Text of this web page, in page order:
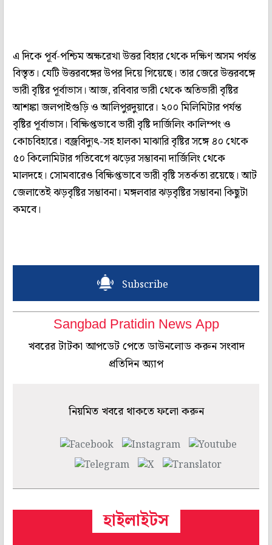
এ দিকে পূর্ব-পশ্চিম অক্ষরেখা উত্তর বিহার থেকে দক্ষিণ অসম পর্যন্ত
বিস্তৃত। যেটি উত্তরবঙ্গের উপর দিয়ে গিয়েছে। তার জেরে উত্তরবঙ্গে
ভারী বৃষ্টির পূর্বাভাস। আজ, রবিবার ভারী থেকে অতিভারী বৃষ্টির
আশঙ্কা জলপাইগুড়ি ও আলিপুরদুয়ারে। ২০০ মিলিমিটার পর্যন্ত
বৃষ্টির পূর্বাভাস। বিক্ষিপ্তভাবে ভারী বৃষ্টি দার্জিলিং কালিম্পং ও
কোচবিহারে। বজ্রবিদ্যুৎ-সহ হালকা মাঝারি বৃষ্টির সঙ্গে ৪০ থেকে
৫০ কিলোমিটার গতিবেগে ঝড়ের সম্ভাবনা দার্জিলিং থেকে
মালদহে। সোমবারেও বিক্ষিপ্তভাবে ভারী বৃষ্টি সতর্কতা রয়েছে। আট
জেলাতেই ঝড়বৃষ্টির সম্ভাবনা। মঙ্গলবার ঝড়বৃষ্টির সম্ভাবনা কিছুটা
কমবে।
Subscribe
Sangbad Pratidin News App
খবরের টাটকা আপডেট পেতে ডাউনলোড করুন সংবাদ
প্রতিদিন অ্যাপ
নিয়মিত খবরে থাকতে ফলো করুন
হাইলাইটস